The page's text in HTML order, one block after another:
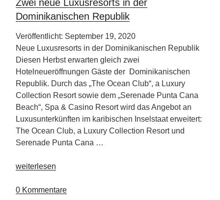
Living-
Marke
lyf
weitere
Häuser“
Zwei neue Luxusresorts in der
Dominikanischen Republik
Veröffentlicht: September 19, 2020
Neue Luxusresorts in der Dominikanischen Republik
Diesen Herbst erwarten gleich zwei
Hotelneueröffnungen Gäste der Dominikanischen
Republik. Durch das „The Ocean Club“, a Luxury
Collection Resort sowie dem „Serenade Punta Cana
Beach“, Spa & Casino Resort wird das Angebot an
Luxusunterkünften im karibischen Inselstaat erweitert:
The Ocean Club, a Luxury Collection Resort und
Serenade Punta Cana …
„Zwei
Luxusresorts
weiterlesen
0 Kommentare